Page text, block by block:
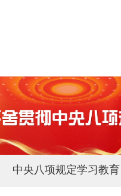
国际留学招生项目